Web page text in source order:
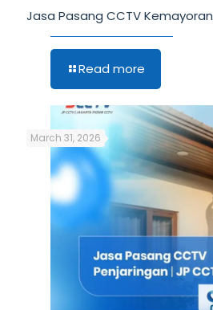
Jasa Pasang CCTV Kemayoran
Read more
March 31, 2026